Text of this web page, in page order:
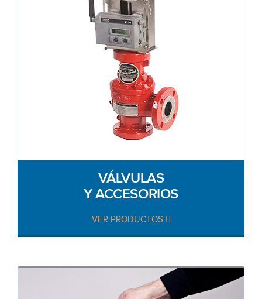
VÁLVULAS
Y ACCESORIOS
VER PRODUCTOS